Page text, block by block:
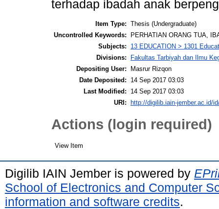
terhadap ibadah anak
Item Type: Thesis (Undergraduate)
Uncontrolled Keywords:
PERHATIAN ORANG TUA,
Subjects:
13 EDUCATION > 1301
Divisions:
Fakultas Tarbiyah dan Ilmu
Depositing User:
Masrur Rizqon
Date Deposited:
14 Sep 2017 03:03
Last Modified:
14 Sep 2017 03:03
URI:
http://digilib.iain-jember.ac.id/
Actions (login required)
View Item
Digilib IAIN Jember is powered by
School of Electronics and Computer
information and software credits.